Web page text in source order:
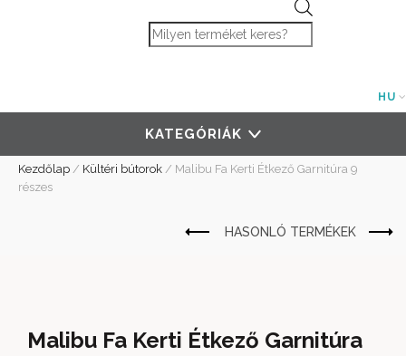
Products search
HU
KATEGÓRIÁK
Kezdőlap / Kültéri bútorok / Malibu Fa Kerti Étkező Garnitúra 9
részes
Malibu Fa Kerti Étkező Garnitúra